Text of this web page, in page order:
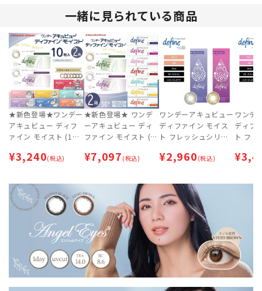
一緒に見られている商品
★新色登場★ワンデー
アキュビュー ディフ
ァイン モイスト (1箱
[約10日分]
¥3,240(税込)
★新色登場★ ワンデ
ーアキュビュー ディ
ファイン モイスト (3
[約1ヶ月分] | 最短即
¥7,097 (税込)
ワンデーアキュビュー
ディファイン モイス
ト フレッシュシリー
ト | サークルレンズ
¥2,960 (税込)
ワンデ
ディフ
ト フ
クルレ
¥